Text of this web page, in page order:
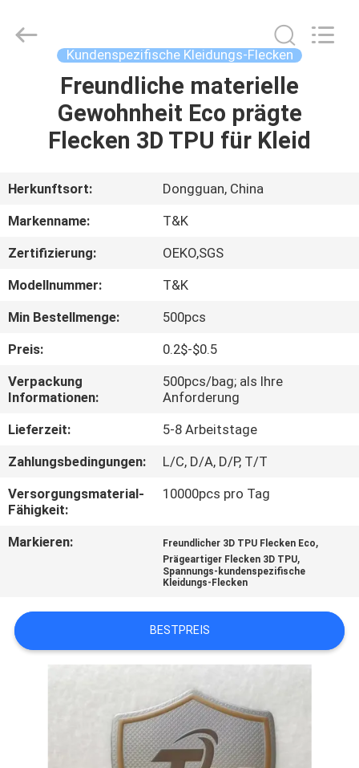
PRODUKTE
ÜBER
UNS
FABRIK-
AUSFLUG
QUALITÄTSKONTROLLE
TRETEN
SIE
MIT
IN
VERBINDUNG
SIE EIN
ZITAT
Accessories
Co.,Ltd.
Kundenspezifische Kleidungs-Flecken
Freundliche materielle
Gewohnheit Eco prägte
Flecken 3D TPU für Kleid
Herkunftsort:
Dongguan, China
Markenname:
T&K
Zertifizierung:
OEKO,SGS
Modellnummer:
T&K
Min Bestellmenge:
500pcs
Preis:
0.2$-$0.5
Verpackung
Informationen:
500pcs/bag; als Ihre
Anforderung
Lieferzeit:
5-8 Arbeitstage
Zahlungsbedingungen:
L/C, D/A, D/P, T/T
Versorgungsmaterial-
Fähigkeit:
10000pcs pro Tag
Markieren: Freundlicher 3D TPU Flecken Eco,
Prägeartiger Flecken 3D TPU,
Spannungs-kundenspezifische
Kleidungs-Flecken
BESTPREIS